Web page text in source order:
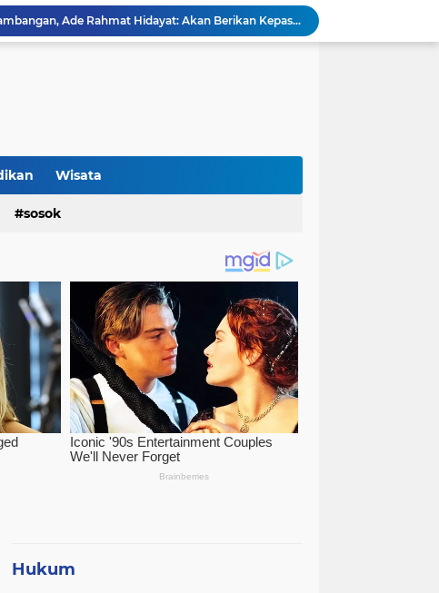
Terkait Perda Pertambangan, Ade Rahmat Hidayat: Akan Berikan Kepastian Hukum bagi Masyarakat dan Pelaku Usaha
Cegah Bahaya Kebakaran, Mahasiswa KKM UNIBA Kelompok 03 Edukasi Warga Karundang Mengenai Instalasi dan K3 Listrik
Proyek Jalan Bang Andra di Desa Kadujajar Malingping Diduga Asal-asalan
Wisata
sosok
Hukum